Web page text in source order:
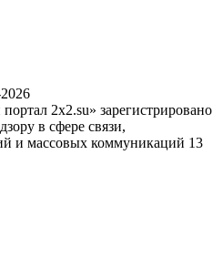
2x2.su» зарегистрировано
в сфере связи,
и массовых коммуникаций 13